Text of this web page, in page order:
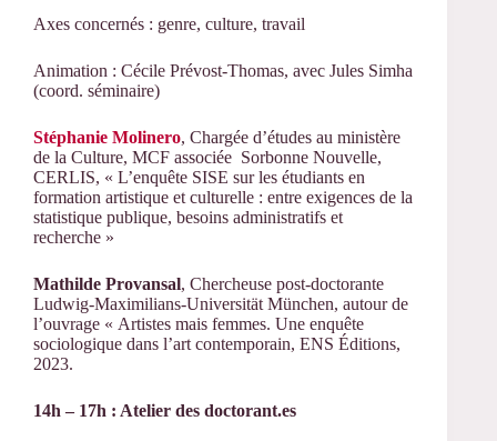
Axes concernés : genre, culture, travail
Animation : Cécile Prévost-Thomas, avec Jules Simha
(coord. séminaire)
Stéphanie Molinero, Chargée d’études au ministère
de la Culture, MCF associée Sorbonne Nouvelle,
CERLIS, « L’enquête SISE sur les étudiants en
formation artistique et culturelle : entre exigences de la
statistique publique, besoins administratifs et
recherche »
Mathilde Provansal, Chercheuse post-doctorante
Ludwig-Maximilians-Universität München, autour de
l’ouvrage « Artistes mais femmes. Une enquête
sociologique dans l’art contemporain, ENS Éditions,
2023.
14h – 17h : Atelier des doctorant.es